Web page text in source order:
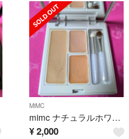
MiMC
mimc ナチュラルホワイトニングコンシーラー
¥2,000